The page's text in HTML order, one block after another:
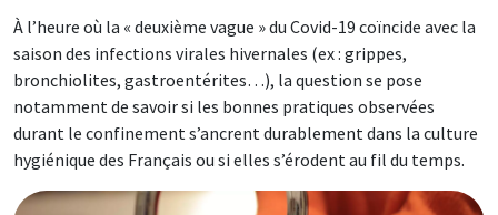
À l’heure où la « deuxième vague » du Covid-19 coïncide avec la
saison des infections virales hivernales (ex : grippes,
bronchiolites, gastroentérites…), la question se pose
notamment de savoir si les bonnes pratiques observées
durant le confinement s’ancrent durablement dans la culture
hygiénique des Français ou si elles s’érodent au fil du temps.
Image